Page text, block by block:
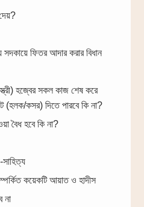
সদকায়ে ফিতর আদার করার বিধান
হজ্বের সকল কাজ শেষ করে
কসর) দিতে পারবে কি না?
বৈধ হবে কি না?
কয়েকটি আয়াত ও হাদীস
না